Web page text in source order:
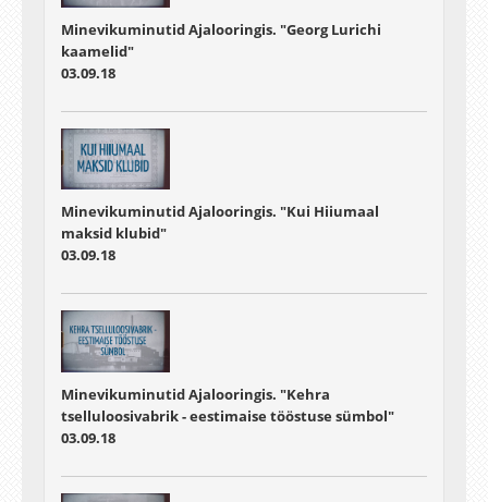
Minevikuminutid Ajalooringis. "Georg Lurichi
kaamelid"
03.09.18
Minevikuminutid Ajalooringis. "Kui Hiiumaal
maksid klubid"
03.09.18
Minevikuminutid Ajalooringis. "Kehra
tselluloosivabrik - eestimaise tööstuse sümbol"
03.09.18